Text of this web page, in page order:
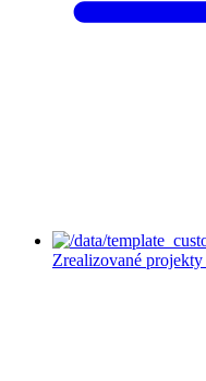
Zrealizované projekty